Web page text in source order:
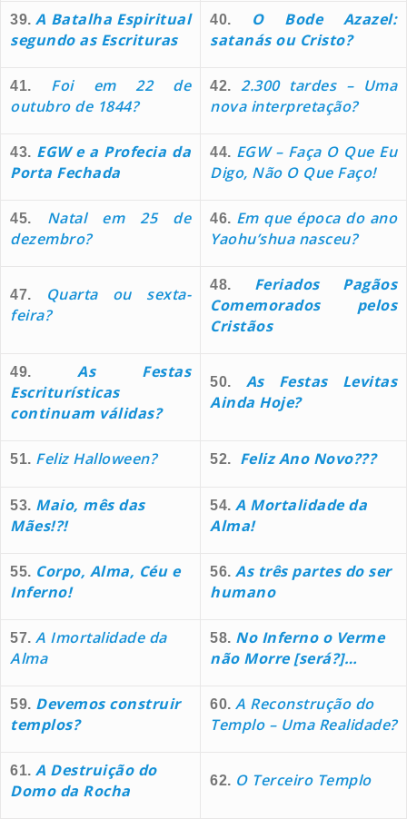
39.A Batalha Espiritual
segundo as Escrituras
40.
O Bode Azazel:
satanás ou Cristo?
41.
Foi em 22 de
outubro de 1844?
42.
2.300 tardes – Uma
nova interpretação?
43. EGW e a Profecia da
Porta Fechada
44. EGW – Faça O Que Eu
Digo, Não O Que Faço!
45. Natal em 25 de
dezembro?
46. Em que época do ano
Yaohu’shua nasceu?
47.
Quarta ou sexta-
feira?
48. Feriados Pagãos
Comemorados pelos
Cristãos
49.As Festas
Escriturísticas
continuam válidas?
50. As Festas Levitas
Ainda Hoje?
51. Feliz Halloween? 52. Feliz Ano Novo???
53. Maio, mês das
Mães!?!
54. A Mortalidade da
Alma!
55. Corpo, Alma, Céu e
Inferno!
56. As três partes do ser
humano
57. A Imortalidade da
Alma
58. No Inferno o Verme
não Morre [será?]…
59. Devemos construir
templos?
60. A Reconstrução do
Templo – Uma Realidade?
61. A Destruição do
Domo da Rocha
62. O Terceiro Templo